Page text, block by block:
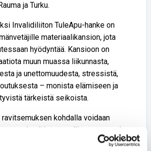
ja Turku.
Invalidiliiton TuleApu-hanke on
materiaalikansion, jota
hyödyntää. Kansioon on
muun muassa liikunnasta,
ja unettomuudesta, stressistä,
– monista elämiseen ja
tärkeistä seikoista.
kohdalla voidaan
hyvä ja terveellinen aamupala.
vaihtaneet aiheen tiimoilta